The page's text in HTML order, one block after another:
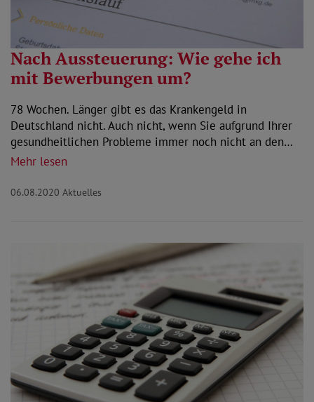
Nach Aussteuerung: Wie gehe ich
mit Bewerbungen um?
78 Wochen. Länger gibt es das Krankengeld in
Deutschland nicht. Auch nicht, wenn Sie aufgrund Ihrer
gesundheitlichen Probleme immer noch nicht an den…
Mehr lesen
06.08.2020 Aktuelles